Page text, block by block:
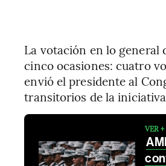
La votación en lo general
cinco ocasiones: cuatro
envió el presidente al
transitorios de la
VER +